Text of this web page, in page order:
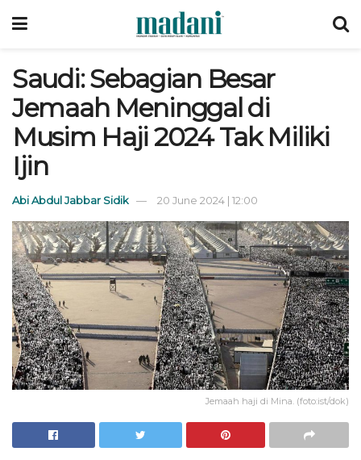
Saudi: Sebagian Besar
Jemaah Meninggal di
Musim Haji 2024 Tak Miliki
Ijin
Abi Abdul Jabbar Sidik 20 June 2024 | 12:00
Jemaah haji di Mina. (foto:ist/dok)